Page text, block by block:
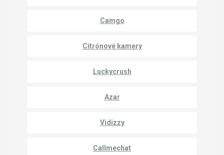
Camgo
Citrónové kamery
Luckycrush
Azar
Vidizzy
Callmechat